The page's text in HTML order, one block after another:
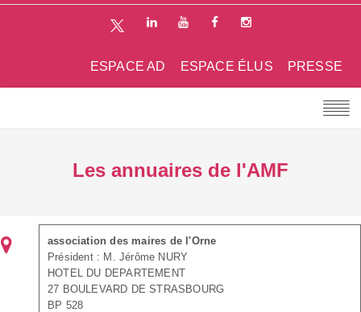
PRESSE
ESPACE ÉLUS
ESPACE AD
Les annuaires de l'AMF
association des maires de l'Orne
Président : M. Jérôme NURY
HOTEL DU DEPARTEMENT
27 BOULEVARD DE STRASBOURG
BP 528